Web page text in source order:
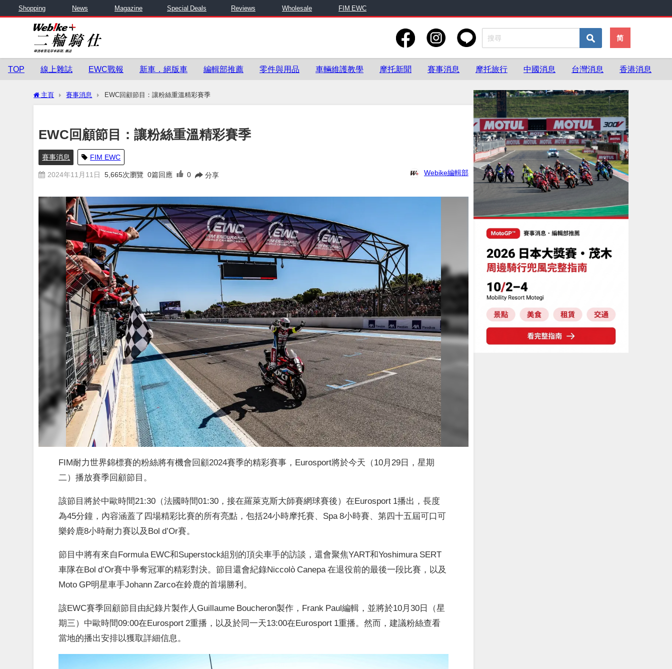
Shopping News Magazine Special Deals Reviews Wholesale FIM EWC
简
TOP 線上雜誌 EWC戰報 新車．絕版車 編輯部推薦 零件與用品 車輛維護教學 摩托新聞 賽事消息 摩托旅行 中國消息 台灣消息 香港消息
主頁 賽事消息 EWC回顧節目：讓粉絲重溫精彩賽季
EWC回顧節目：讓粉絲重溫精彩賽季
賽事消息 FIM EWC
2024年11月11日 5,665次瀏覽 0篇回應 0 分享 Webike編輯部
FIM耐力世界錦標賽的粉絲將有機會回顧2024賽季的精彩賽事，Eurosport將於今天（10月29日，星期
二）播放賽季回顧節目。
該節目將於中歐時間21:30（法國時間01:30，接在羅萊克斯大師賽網球賽後）在Eurosport 1播出，長度
為45分鐘，內容涵蓋了四場精彩比賽的所有亮點，包括24小時摩托賽、Spa 8小時賽、第四十五屆可口可
樂鈴鹿8小時耐力賽以及Bol d’Or賽。
節目中將有來自Formula EWC和Superstock組別的頂尖車手的訪談，還會聚焦YART和Yoshimura SERT
車隊在Bol d’Or賽中爭奪冠軍的精彩對決。節目還會紀錄Niccolò Canepa 在退役前的最後一段比賽，以及
Moto GP明星車手Johann Zarco在鈴鹿的首場勝利。
該EWC賽季回顧節目由紀錄片製作人Guillaume Boucheron製作，Frank Paul編輯，並將於10月30日（星
期三）中歐時間09:00在Eurosport 2重播，以及於同一天13:00在Eurosport 1重播。然而，建議粉絲查看
當地的播出安排以獲取詳細信息。